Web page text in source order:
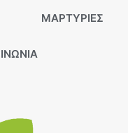
ΜΑΡΤΥΡΊΕΣ